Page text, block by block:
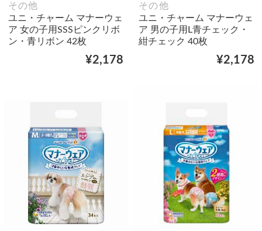
その他
ユニ・チャーム マナーウェ
ア 女の子用SSSピンクリボ
ン・青リボン 42枚
¥2,178
その他
ユニ・チャーム マナーウェ
ア 男の子用L青チェック・
紺チェック 40枚
¥2,178